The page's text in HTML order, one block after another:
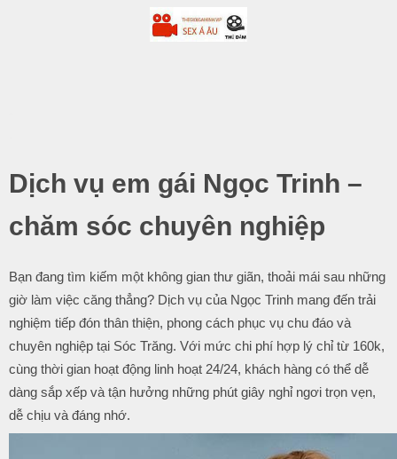
Dịch vụ em gái Ngọc Trinh –
chăm sóc chuyên nghiệp
Bạn đang tìm kiếm một không gian thư giãn, thoải mái sau những
giờ làm việc căng thẳng? Dịch vụ của Ngọc Trinh mang đến trải
nghiệm tiếp đón thân thiện, phong cách phục vụ chu đáo và
chuyên nghiệp tại Sóc Trăng. Với mức chi phí hợp lý chỉ từ 160k,
cùng thời gian hoạt động linh hoạt 24/24, khách hàng có thể dễ
dàng sắp xếp và tận hưởng những phút giây nghỉ ngơi trọn vẹn,
dễ chịu và đáng nhớ.